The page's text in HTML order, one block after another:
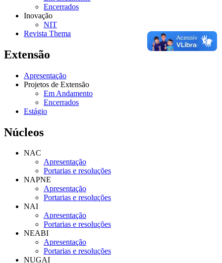
Encerrados
Inovação
NIT
Revista Thema
Extensão
Apresentação
Projetos de Extensão
Em Andamento
Encerrados
Estágio
Núcleos
NAC
Apresentação
Portarias e resoluções
NAPNE
Apresentação
Portarias e resoluções
NAI
Apresentação
Portarias e resoluções
NEABI
Apresentação
Portarias e resoluções
NUGAI